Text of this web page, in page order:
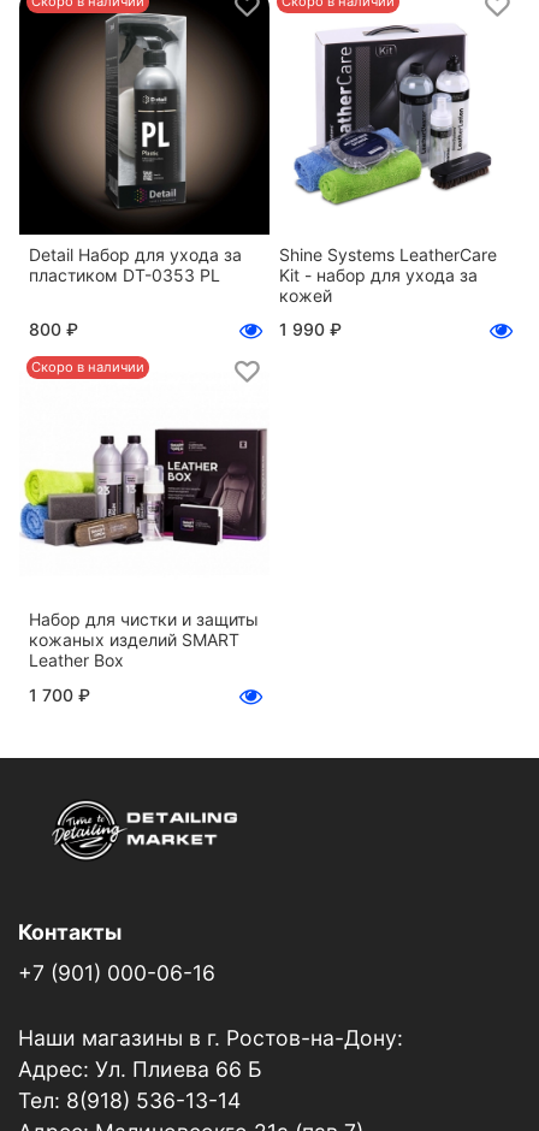
Detail Набор для ухода за
пластиком DT-0353 PL
800 ₽
Shine Systems LeatherCare
Kit - набор для ухода за
кожей
1 990 ₽
Скоро в наличии
Набор для чистки и защиты
кожаных изделий SMART
Leather Box
1 700 ₽
Контакты
+7 (901) 000-06-16
Наши магазины в г. Ростов-на-Дону:
Адрес: Ул. Плиева 66 Б
Тел: 8(918) 536-13-14